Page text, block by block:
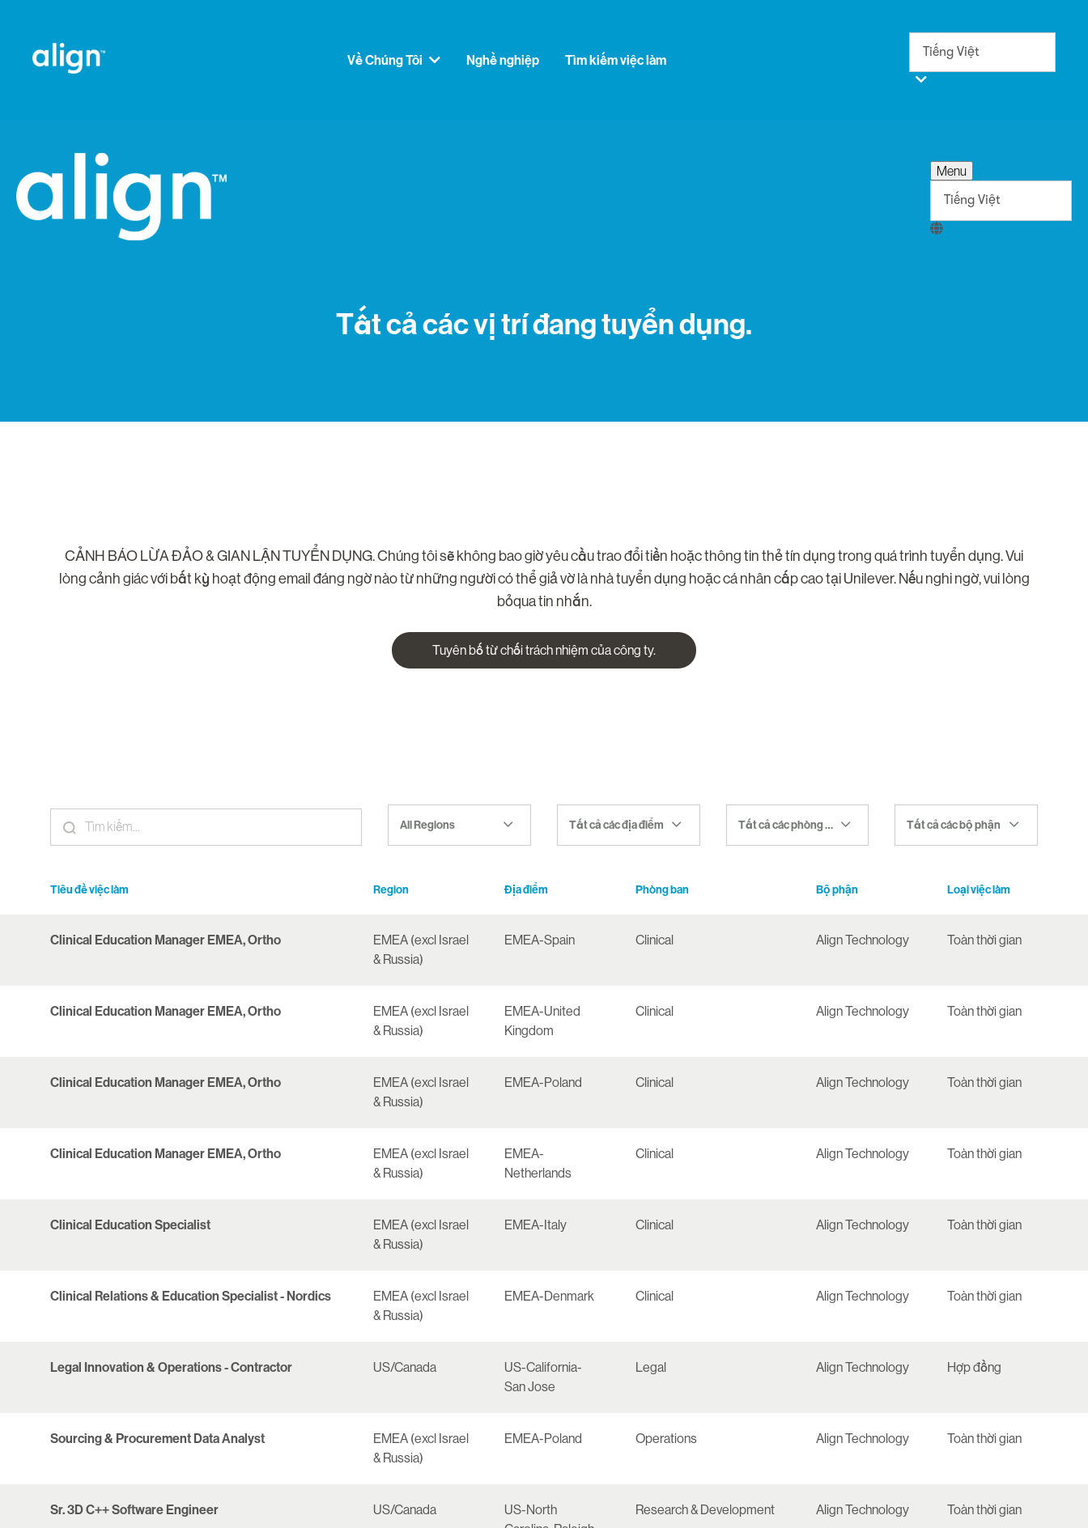
Về Chúng Tôi Nghề nghiệp Tìm kiếm việc làm
Menu
Tất cả các vị trí đang tuyển dụng.
CẢNH BÁO LỪA ĐẢO & GIAN LẬN TUYỂN DỤNG. Chúng tôi sẽ không bao giờ yêu cầu trao đổi tiền hoặc thông tin thẻ tín dụng trong quá trình tuyển dụng. Vui
lòng cảnh giác với bất kỳ hoạt động email đáng ngờ nào từ những người có thể giả vờ là nhà tuyển dụng hoặc cá nhân cấp cao tại Unilever. Nếu nghi ngờ, vui lòng
bỏqua tin nhắn.
Tuyên bố từ chối trách nhiệm của công ty.
All Regions Tất cả các địa điểm Tất cả các phòng ban Tất cả các bộ phận
Tiêu đề việc làm Region Địa điểm Phòng ban Bộ phận Loại việc làm
Clinical Education Manager EMEA, Ortho
EMEA (excl Israel
& Russia)
EMEA-Spain Clinical Align Technology Toàn thời gian
Clinical Education Manager EMEA, Ortho
EMEA (excl Israel
& Russia)
EMEA-United
Kingdom
Clinical Align Technology Toàn thời gian
Clinical Education Manager EMEA, Ortho
EMEA (excl Israel
& Russia)
EMEA-Poland Clinical Align Technology Toàn thời gian
Clinical Education Manager EMEA, Ortho
EMEA (excl Israel
& Russia)
EMEA-
Netherlands
Clinical Align Technology Toàn thời gian
Clinical Education Specialist
EMEA (excl Israel
& Russia)
EMEA-Italy Clinical Align Technology Toàn thời gian
Clinical Relations & Education Specialist - Nordics
EMEA (excl Israel
& Russia)
EMEA-Denmark Clinical Align Technology Toàn thời gian
Legal Innovation & Operations - Contractor US/Canada
US-California-
San Jose
Legal Align Technology Hợp đồng
Sourcing & Procurement Data Analyst
EMEA (excl Israel
& Russia)
EMEA-Poland Operations Align Technology Toàn thời gian
Sr. 3D C++ Software Engineer US/Canada
US-North
Research & Development Align Technology Toàn thời gian